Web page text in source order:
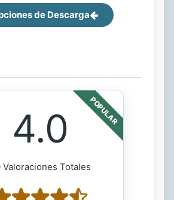
de Descarga
POPULAR
4.0
Valoraciones Totales